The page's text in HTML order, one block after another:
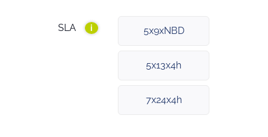
SLA i 5x9xNBD
5x13x4h
7x24x4h